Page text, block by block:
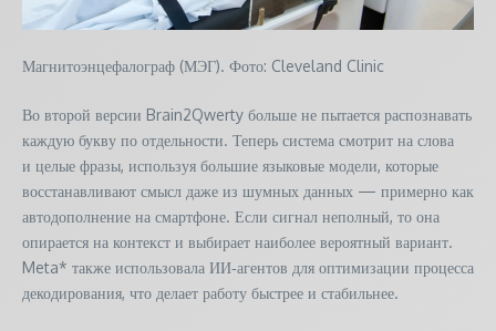
Магнитоэнцефалограф (МЭГ). Фото: Cleveland Clinic
Во второй версии Brain2Qwerty больше не пытается распознавать
каждую букву по отдельности. Теперь система смотрит на слова
и целые фразы, используя большие языковые модели, которые
восстанавливают смысл даже из шумных данных — примерно как
автодополнение на смартфоне. Если сигнал неполный, то она
опирается на контекст и выбирает наиболее вероятный вариант.
Meta* также использовала ИИ‑агентов для оптимизации процесса
декодирования, что делает работу быстрее и стабильнее.